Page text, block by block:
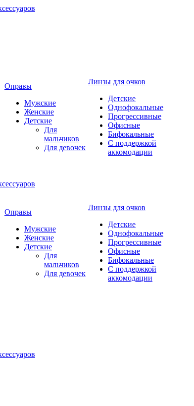
Оправы
Мужские
Женские
Детские
Для
мальчиков
Для девочек
Линзы для очков
Детские
Однофокальные
Прогрессивные
Офисные
Бифокальные
С поддержкой
аккомодации
Оправы
Мужские
Женские
Детские
Для
мальчиков
Для девочек
Линзы для очков
Детские
Однофокальные
Прогрессивные
Офисные
Бифокальные
С поддержкой
аккомодации